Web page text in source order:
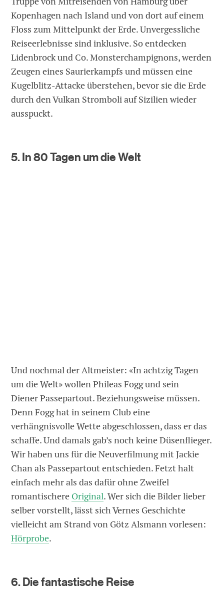
Kopenhagen nach Island und von dort auf einem
Floss zum Mittelpunkt der Erde. Unvergessliche
Reiseerlebnisse sind inklusive. So entdecken
Lidenbrock und Co. Monsterchampignons, werden
Zeugen eines Saurierkampfs und müssen eine
Kugelblitz-Attacke überstehen, bevor sie die Erde
durch den Vulkan Stromboli auf Sizilien wieder
ausspuckt.
5. In 80 Tagen um die Welt
Und nochmal der Altmeister: «In achtzig Tagen
um die Welt» wollen Phileas Fogg und sein
Diener Passepartout. Beziehungsweise müssen.
Denn Fogg hat in seinem Club eine
verhängnisvolle Wette abgeschlossen, dass er das
schaffe. Und damals gab’s noch keine Düsenflieger.
Wir haben uns für die Neuverfilmung mit Jackie
Chan als Passepartout entschieden. Fetzt halt
einfach mehr als das dafür ohne Zweifel
romantischere Original. Wer sich die Bilder lieber
selber vorstellt, lässt sich Vernes Geschichte
vielleicht am Strand von Götz Alsmann vorlesen:
Hörprobe.
6. Die fantastische Reise